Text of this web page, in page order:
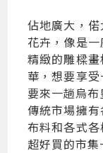
佔地廣大，
花卉，像是
精緻的雕樑
華，想要享
要來一趟烏布
傳統市場擁
布料和各式各
超好買的市集